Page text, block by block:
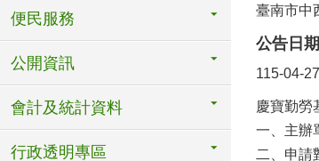
便民服務
公開資訊
會計及統計資料
行政透明專區
臺南市中
公告日期
115-04-27
慶寶勤勞
一、主辦
二、申請